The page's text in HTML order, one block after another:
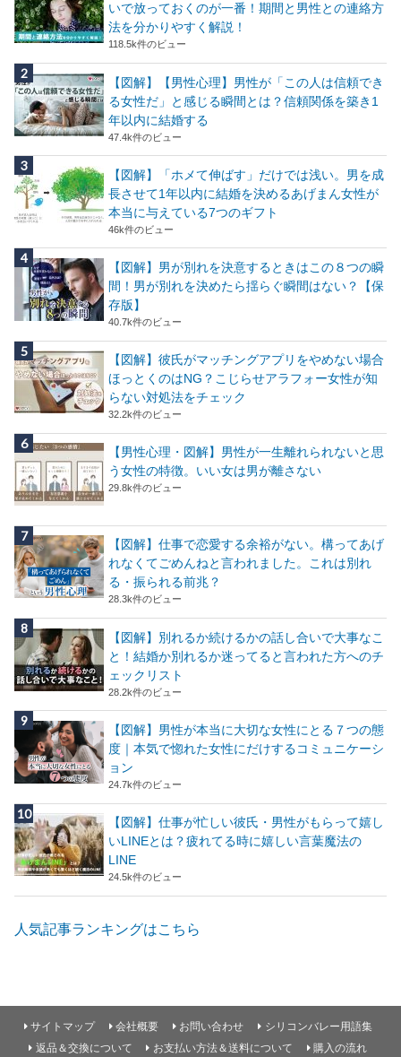
いで放っておくのが一番！期間と男性との連絡方
法を分かりやすく解説！
118.5k件のビュー
【図解】【男性心理】男性が「この人は信頼でき
る女性だ」と感じる瞬間とは？信頼関係を築き1
年以内に結婚する
47.4k件のビュー
【図解】「ホメて伸ばす」だけでは浅い。男を成
長させて1年以内に結婚を決めるあげまん女性が
本当に与えている7つのギフト
46k件のビュー
【図解】男が別れを決意するときはこの８つの瞬
間！男が別れを決めたら揺らぐ瞬間はない？【保
存版】
40.7k件のビュー
【図解】彼氏がマッチングアプリをやめない場合
ほっとくのはNG？こじらせアラフォー女性が知
らない対処法をチェック
32.2k件のビュー
【男性心理・図解】男性が一生離れられないと思
う女性の特徴。いい女は男が離さない
29.8k件のビュー
【図解】仕事で恋愛する余裕がない。構ってあげ
れなくてごめんねと言われました。これは別れ
る・振られる前兆？
28.3k件のビュー
【図解】別れるか続けるかの話し合いで大事なこ
と！結婚か別れるか迷ってると言われた方へのチ
ェックリスト
28.2k件のビュー
【図解】男性が本当に大切な女性にとる７つの態
度｜本気で惚れた女性にだけするコミュニケーシ
ョン
24.7k件のビュー
【図解】仕事が忙しい彼氏・男性がもらって嬉し
いLINEとは？疲れてる時に嬉しい言葉魔法の
LINE
24.5k件のビュー
人気記事ランキングはこちら
サイトマップ 会社概要 お問い合わせ
シリコンバレー用語集
返品＆交換について
お支払い方法＆送料について 購入の流れ